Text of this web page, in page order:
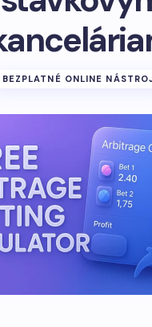
BEZPLATNÉ ONLINE